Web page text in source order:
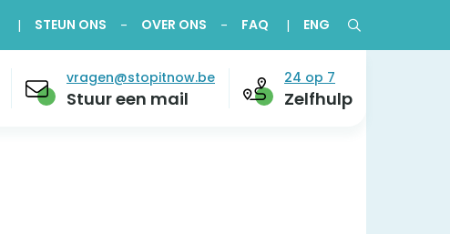
STEUN ONS OVER ONS FAQ ENG
vragen@stopitnow.be
Stuur een mail
24 op 7
Zelfhulp